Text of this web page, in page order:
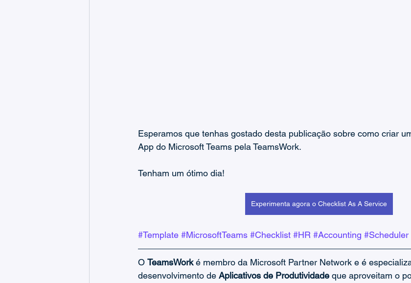
Esperamos que tenhas gostado desta publicação sobre como criar
App do Microsoft Teams pela TeamsWork.
Tenham um ótimo dia!
Experimenta agora o Checklist As A Service
#Template #MicrosoftTeams #Checklist #HR #Accounting #Scheduler
O TeamsWork é membro da Microsoft Partner Network e é
desenvolvimento de Aplicativos de Produtividade que aproveitam o